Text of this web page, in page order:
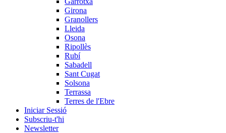
Girona
Granollers
Lleida
Osona
Ripollès
Rubí
Sabadell
Sant Cugat
Solsona
Terrassa
Terres de l'Ebre
Iniciar Sessió
Subscriu-t'hi
Newsletter